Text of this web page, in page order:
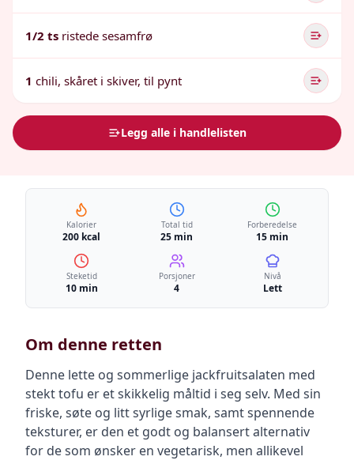
1/2 ts ristede sesamfrø
1 chili, skåret i skiver, til pynt
Legg alle i handlelisten
Kalorier
200 kcal
Total tid
25 min
Forberedelse
15 min
Steketid
10 min
Porsjoner
4
Nivå
Lett
Om denne retten
Denne lette og sommerlige jackfruitsalaten med
stekt tofu er et skikkelig måltid i seg selv. Med sin
friske, søte og litt syrlige smak, samt spennende
teksturer, er den et godt og balansert alternativ
for de som ønsker en vegetarisk, men allikevel